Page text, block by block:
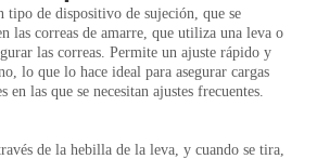
tipo de dispositivo de sujeción, que se
las correas de amarre, que utiliza una leva o
las correas. Permite un ajuste rápido y
lo que lo hace ideal para asegurar cargas
en las que se necesitan ajustes frecuentes.
de la hebilla de la leva, y cuando se tira,